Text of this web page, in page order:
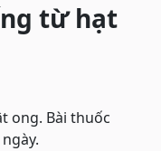
từ hạt
ong. Bài thuốc